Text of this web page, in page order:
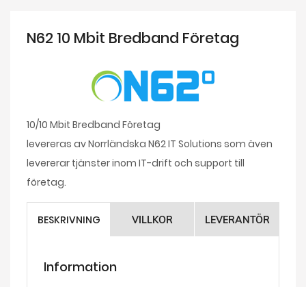
N62 10 Mbit Bredband Företag
10/10 Mbit Bredband Företag
levereras av Norrländska N62 IT Solutions som även
levererar tjänster inom IT-drift och support till
företag.
BESKRIVNING VILLKOR LEVERANTÖR
Information